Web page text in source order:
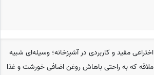
اختراعی مفید و کاربردی در آشپزخانه؛ وسیله‌ای شبیه
ملاقه که به راحتی باهاش روغن اضافی خورشت و غذا